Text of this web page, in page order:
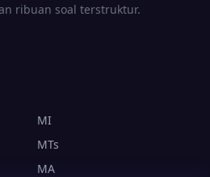
ribuan soal terstruktur.
MI
MTs
MA